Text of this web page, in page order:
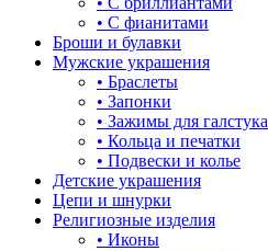
знаки зодиака
капля
квадрат (куб)
клевер
корона
кошки
• С фианитами
Броши и булавки
Мужские украшения
• Браслеты
• Запонки
• Зажимы для галстука
• Кольца и печатки
• Подвески и колье
Детские украшения
Цепи и шнурки
Религиозные изделия
• Иконы